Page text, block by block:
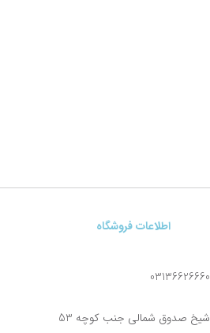
اطلاعات فروشگاه
03136626660
شیخ صدوق شمالی جنب کوچه 53